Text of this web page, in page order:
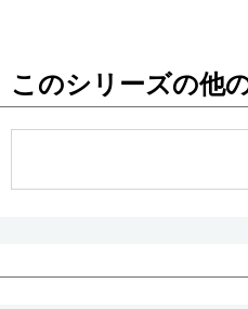
お知らせ
このシリーズの他